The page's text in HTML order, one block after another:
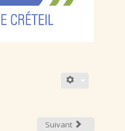
Suivant